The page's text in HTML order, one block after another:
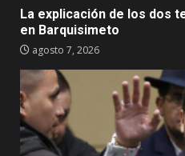
La explicación de los dos
en Barquisimeto
agosto 7, 2026